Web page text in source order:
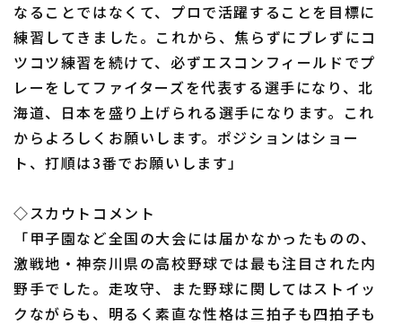
なることではなくて、プロで活躍することを目標に
練習してきました。これから、焦らずにブレずにコ
ツコツ練習を続けて、必ずエスコンフィールドでプ
レーをしてファイターズを代表する選手になり、北
海道、日本を盛り上げられる選手になります。これ
からよろしくお願いします。ポジションはショー
ト、打順は3番でお願いします」
◇スカウトコメント
「甲子園など全国の大会には届かなかったものの、
激戦地・神奈川県の高校野球では最も注目された内
野手でした。走攻守、また野球に関してはストイッ
クながらも、明るく素直な性格は三拍子も四拍子も